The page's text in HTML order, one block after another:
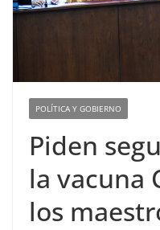
POLÍTICA Y GOBIERNO
Piden
la vacuna
los